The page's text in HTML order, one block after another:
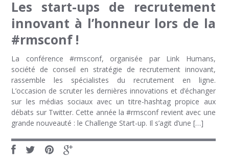
Les start-ups de recrutement
innovant à l’honneur lors de la
#rmsconf !
La conférence #rmsconf, organisée par Link Humans,
société de conseil en stratégie de recrutement innovant,
rassemble les spécialistes du recrutement en ligne.
L’occasion de scruter les dernières innovations et d’échanger
sur les médias sociaux avec un titre-hashtag propice aux
débats sur Twitter. Cette année la #rmsconf revient avec une
grande nouveauté : le Challenge Start-up. Il s’agit d’une […]